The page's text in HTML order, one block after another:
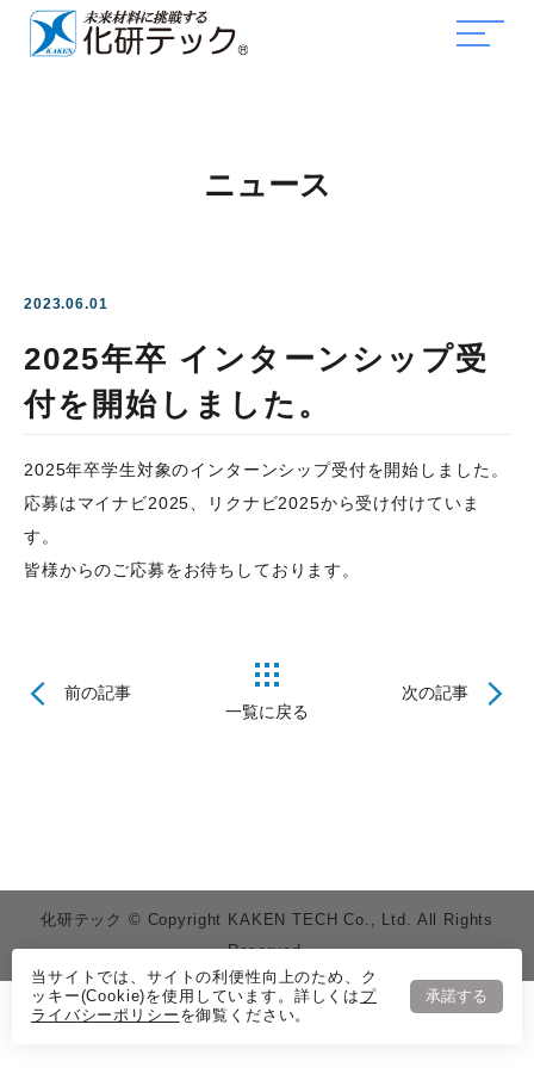
ニュース
2023.06.01
2025年卒 インターンシップ受
付を開始しました。
2025年卒学生対象のインターンシップ受付を開始しました。
応募はマイナビ2025、リクナビ2025から受け付けていま
す。
皆様からのご応募をお待ちしております。
前の記事
一覧に戻る
次の記事
当サイトでは、サイトの利便性向上のため、ク
ッキー(Cookie)を使用しています。詳しくは プ
ライバシーポリシー を御覧ください。
承諾する
化研テック © Copyright KAKEN TECH Co., Ltd. All Rights
Reserved.